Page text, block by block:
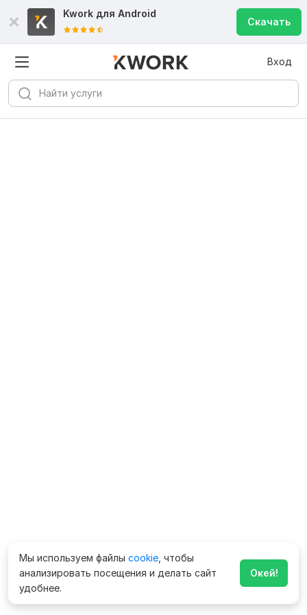
Kwork для Android
Скачать
Вход
Мы используем файлы cookie , чтобы
анализировать посещения и делать сайт
удобнее.
Окей!